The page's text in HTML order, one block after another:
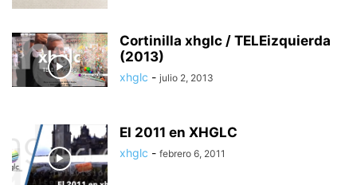
Cortinilla xhglc / TELEizquierda
(2013)
xhglc - julio 2, 2013
El 2011 en XHGLC
xhglc - febrero 6, 2011